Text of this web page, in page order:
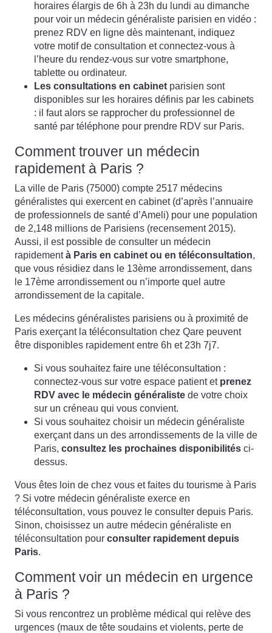
horaires élargis de 6h à 23h du lundi au dimanche
pour voir un médecin généraliste parisien en vidéo :
prenez RDV en ligne dès maintenant, indiquez
votre motif de consultation et connectez-vous à
l’heure du rendez-vous sur votre smartphone,
tablette ou ordinateur.
Les consultations en cabinet parisien sont
disponibles sur les horaires définis par les cabinets
: il faut alors se rapprocher du professionnel de
santé par téléphone pour prendre RDV sur Paris.
Comment trouver un médecin
rapidement à Paris ?
La ville de Paris (75000) compte 2517 médecins
généralistes qui exercent en cabinet (d’après l’annuaire
de professionnels de santé d’Ameli) pour une population
de 2,148 millions de Parisiens (recensement 2015).
Aussi, il est possible de consulter un médecin
rapidementà Paris en cabinet ou en téléconsultation,
que vous résidiez dans le 13ème arrondissement, dans
le 17ème arrondissement ou n’importe quel autre
arrondissement de la capitale.
Les médecins généralistes parisiens ou à proximité de
Paris exerçant la téléconsultation chez Qare peuvent
être disponibles rapidement entre 6h et 23h 7j7.
Si vous souhaitez faire une téléconsultation :
connectez-vous sur votre espace patient et prenez
RDV avec le médecin généraliste de votre choix
sur un créneau qui vous convient.
Si vous souhaitez choisir un médecin généraliste
exerçant dans un des arrondissements de la ville de
Paris, consultez les prochaines disponibilités ci-
dessus.
Vous êtes loin de chez vous et faites du tourisme à Paris
? Si votre médecin généraliste exerce en
téléconsultation, vous pouvez le consulter depuis Paris.
Sinon, choisissez un autre médecin généraliste en
téléconsultation pour consulter rapidement depuis
Paris.
Comment voir un médecin en urgence
à Paris ?
Si vous rencontrez un problème médical qui relève des
urgences (maux de tête soudains et violents, perte de